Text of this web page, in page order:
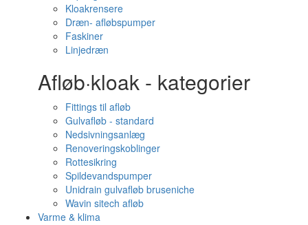
Kloakrensere
Dræn- afløbspumper
Faskiner
Linjedræn
Afløb·kloak - kategorier
Fittings til afløb
Gulvafløb - standard
Nedsivningsanlæg
Renoveringskoblinger
Rottesikring
Spildevandspumper
Unidrain gulvafløb bruseniche
Wavin sitech afløb
Varme & klima